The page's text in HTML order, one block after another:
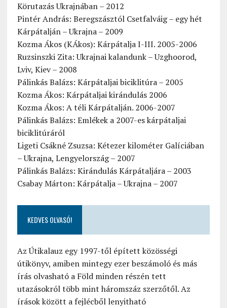
Körutazás Ukrajnában – 2012
Pintér András: Beregszásztól Csetfalváig – egy hét
Kárpátalján – Ukrajna – 2009
Kozma Ákos (KÁkos): Kárpátalja I-III. 2005-2006
Ruzsinszki Zita: Ukrajnai kalandunk – Uzghoorod,
Lviv, Kiev – 2008
Pálinkás Balázs: Kárpátaljai biciklitúra – 2005
Kozma Ákos: Kárpátaljai kirándulás 2006
Kozma Ákos: A téli Kárpátalján. 2006-2007
Pálinkás Balázs: Emlékek a 2007-es kárpátaljai
biciklitúráról
Ligeti Csákné Zsuzsa: Kétezer kilométer Galíciában
– Ukrajna, Lengyelország – 2007
Pálinkás Balázs: Kirándulás Kárpátaljára – 2003
Csabay Márton: Kárpátalja – Ukrajna – 2007
KEDVES OLVASÓ!
Az Útikalauz egy 1997-től épített közösségi
útikönyv, amiben mintegy ezer beszámoló és más
írás olvasható a Föld minden részén tett
utazásokról több mint háromszáz szerzőtől. Az
írások között a fejlécből lenyitható